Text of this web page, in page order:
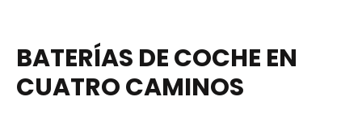
BATERÍAS DE COCHE EN
CUATRO CAMINOS